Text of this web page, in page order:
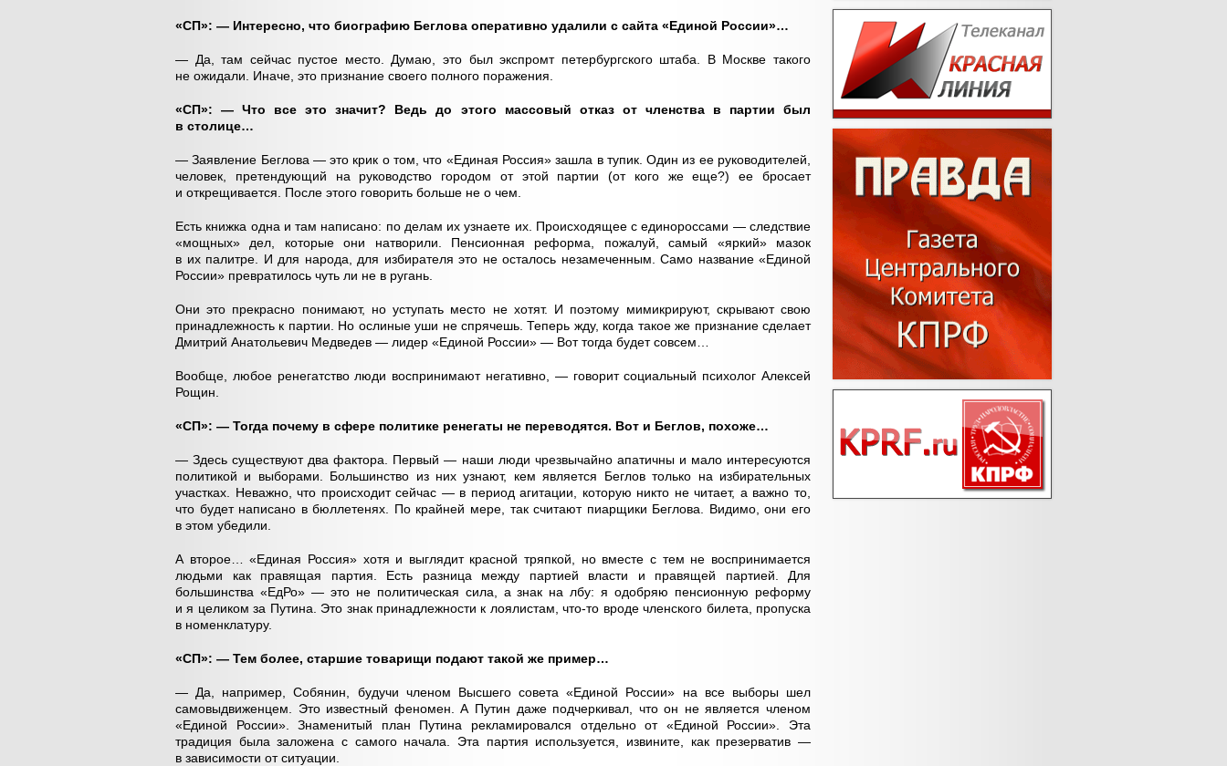
«СП»: — Интересно, что биографию Беглова оперативно удалили с сайта «Единой России»…
— Да, там сейчас пустое место. Думаю, это был экспромт петербургского штаба. В Москве такого
не ожидали. Иначе, это признание своего полного поражения.
«СП»: — Что все это значит? Ведь до этого массовый отказ от членства в партии был
в столице…
— Заявление Беглова — это крик о том, что «Единая Россия» зашла в тупик. Один из ее руководителей,
человек, претендующий на руководство городом от этой партии (от кого же еще?) ее бросает
и открещивается. После этого говорить больше не о чем.
Есть книжка одна и там написано: по делам их узнаете их. Происходящее с единороссами — следствие
«мощных» дел, которые они натворили. Пенсионная реформа, пожалуй, самый «яркий» мазок
в их палитре. И для народа, для избирателя это не осталось незамеченным. Само название «Единой
России» превратилось чуть ли не в ругань.
Они это прекрасно понимают, но уступать место не хотят. И поэтому мимикрируют, скрывают свою
принадлежность к партии. Но ослиные уши не спрячешь. Теперь жду, когда такое же признание сделает
Дмитрий Анатольевич Медведев — лидер «Единой России» — Вот тогда будет совсем…
Вообще, любое ренегатство люди воспринимают негативно, — говорит социальный психолог Алексей
Рощин.
«СП»: — Тогда почему в сфере политике ренегаты не переводятся. Вот и Беглов, похоже…
— Здесь существуют два фактора. Первый — наши люди чрезвычайно апатичны и мало интересуются
политикой и выборами. Большинство из них узнают, кем является Беглов только на избирательных
участках. Неважно, что происходит сейчас — в период агитации, которую никто не читает, а важно то,
что будет написано в бюллетенях. По крайней мере, так считают пиарщики Беглова. Видимо, они его
в этом убедили.
А второе… «Единая Россия» хотя и выглядит красной тряпкой, но вместе с тем не воспринимается
людьми как правящая партия. Есть разница между партией власти и правящей партией. Для
большинства «ЕдРо» — это не политическая сила, а знак на лбу: я одобряю пенсионную реформу
и я целиком за Путина. Это знак принадлежности к лоялистам, что-то вроде членского билета, пропуска
в номенклатуру.
«СП»: — Тем более, старшие товарищи подают такой же пример…
— Да, например, Собянин, будучи членом Высшего совета «Единой России» на все выборы шел
самовыдвиженцем. Это известный феномен. А Путин даже подчеркивал, что он не является членом
«Единой России». Знаменитый план Путина рекламировался отдельно от «Единой России». Эта
традиция была заложена с самого начала. Эта партия используется, извините, как презерватив —
в зависимости от ситуации.